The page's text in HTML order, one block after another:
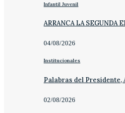
Infantil Juvenil
ARRANCA LA SEGUNDA
04/08/2026
Institucionales
Palabras del Presidente,
02/08/2026